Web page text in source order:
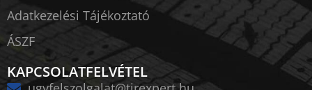
Adatkezelési Tájékoztató
ÁSZF
KAPCSOLATFELVÉTEL